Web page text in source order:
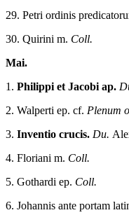
29. Petri ordinis
30. Quirini m. Coll.
Mai.
1. Philippi et Jacobi ap.
2. Walperti ep. cf. Plenum
3. Inventio crucis. Du.
4. Floriani m. Coll.
5. Gothardi ep. Coll.
6. Johannis ante portam